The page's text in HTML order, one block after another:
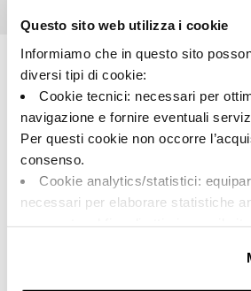
Questo sito web utilizza i cookie
Informiamo che in questo sito
diversi tipi di cookie:
Cookie tecnici: necessari per
navigazione e fornire eventuali
Per questi cookie non occorre
consenso.
Cookie analytics/statistici:
necessari per elaborare statistiche
Cookie di profilazione/marketing:
previo tuo consenso, per esaminare
Share: